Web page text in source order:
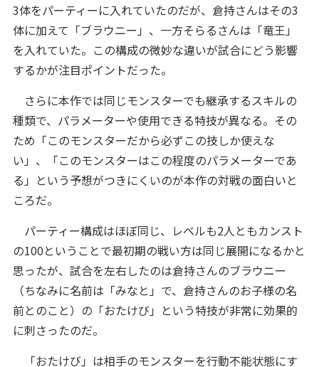
3体をパーティーに入れていたのだが、倉持さんはその3
体に加えて「ブラウニー」、一方そらるさんは「竜王」
を入れていた。この構成の微妙な違いが試合にどう影響
するかが注目ポイントだった。
さらに本作では同じモンスターでも継承するスキルの
種類で、パラメーターや使用できる特技が異なる。その
ため「このモンスターだから必ずこの技しか使えな
い」、「このモンスターはこの程度のパラメーターであ
る」という予想がつきにくいのが本作の対戦の面白いと
ころだ。
パーティー構成はほぼ同じ、レベルも2人ともカンスト
の100ということで最初期の戦い方は同じ展開になるかと
思ったが、試合を左右したのは倉持さんのブラウニー
（ちなみに名前は「みなと」で、倉持さんのお子様の名
前とのこと）の「おたけび」という特技が非常に効果的
に刺さったのだ。
「おたけび」は相手のモンスターを行動不能状態にす